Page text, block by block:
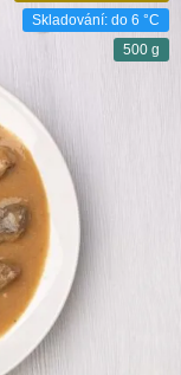
Skladování: do 6 °C
500 g